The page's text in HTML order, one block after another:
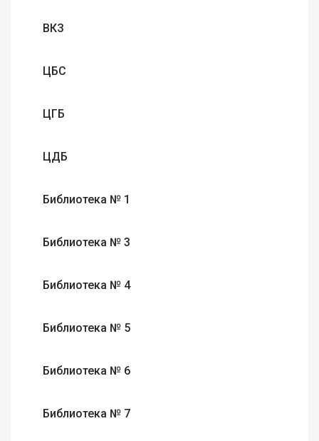
ВКЗ
ЦБС
ЦГБ
ЦДБ
Библиотека № 1
Библиотека № 3
Библиотека № 4
Библиотека № 5
Библиотека № 6
Библиотека № 7